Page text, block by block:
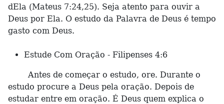
dEla (Mateus 7:24,25). Seja atento para ouvir a
Deus por Ela. O estudo da Palavra de Deus é tempo
gasto com Deus.
Estude Com Oração - Filipenses 4:6
Antes de começar o estudo, ore. Durante o
estudo procure a Deus pela oração. Depois de
estudar entre em oração. É Deus quem explica o